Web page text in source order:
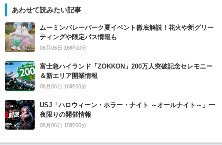
あわせて読みたい記事
ムーミンバレーパーク夏イベント徹底解説！花火や新グリー
ティングや限定パス情報も
08月06日 16時00分
富士急ハイランド「ZOKKON」200万人突破記念セレモニー
＆新エリア開業情報
08月06日 16時00分
USJ「ハロウィーン・ホラー・ナイト ～オールナイト～」一
夜限りの開催情報
08月06日 15時00分